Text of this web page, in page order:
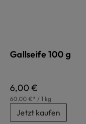
Gallseife 100 g
Regulärer Preis:
6,00 €
60,00 €* / 1 kg
Jetzt kaufen